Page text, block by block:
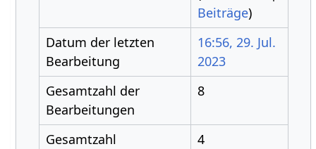
Beiträge)
Datum der letzten
Bearbeitung
16:56, 29. Jul.
2023
Gesamtzahl der
Bearbeitungen
8
Gesamtzahl
4